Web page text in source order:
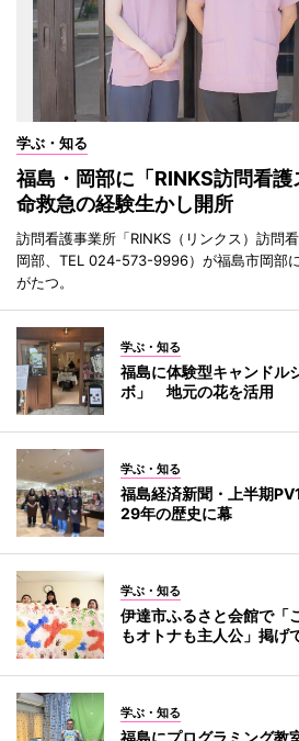
学ぶ・知る
福島・岡部に「RINKS訪問看
命救急の経験生かし開所
訪問看護事業所「RINKS（リンクス）訪問
岡部、TEL 024-573-9996）が福島市岡部
がたつ。
学ぶ・知る
福島に体験型キャンドル
ボ」 地元の花を活用
学ぶ・知る
福島経済新聞・上半期
29年の歴史に幕
学ぶ・知る
伊達市ふるさと会館で
もオトナも主人公」掲げ
学ぶ・知る